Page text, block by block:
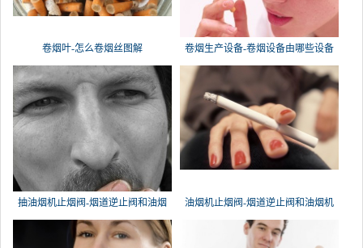
卷烟叶-怎么卷烟丝图解 卷烟生产设备-卷烟设备由哪些设备
抽油烟机止烟阀-烟道逆止阀和油烟 油烟机止烟阀-烟道逆止阀和油烟机